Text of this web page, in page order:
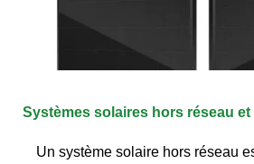
Systèmes solaires hors réseau
Un système solaire hors réseau